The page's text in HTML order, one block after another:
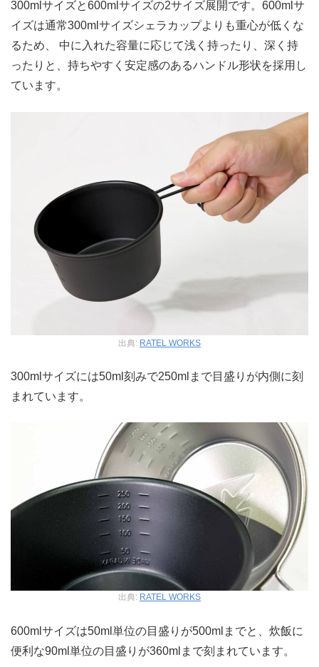
300mlサイズと600mlサイズの2サイズ展開です。600mlサ
イズは通常300mlサイズシェラカップよりも重心が低くな
るため、 中に入れた容量に応じて浅く持ったり、深く持
ったりと、持ちやすく安定感のあるハンドル形状を採用し
ています。
出典: RATEL WORKS
300mlサイズには50ml刻みで250mlまで目盛りが内側に刻
まれています。
出典: RATEL WORKS
600mlサイズは50ml単位の目盛りが500mlまでと、炊飯に
便利な90ml単位の目盛りが360mlまで刻まれています。